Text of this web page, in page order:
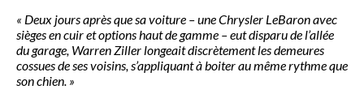
« Deux jours après que sa voiture – une Chrysler LeBaron avec
sièges en cuir et options haut de gamme – eut disparu de l’allée
du garage, Warren Ziller longeait discrètement les demeures
cossues de ses voisins, s’appliquant à boiter au même rythme que
son chien. »